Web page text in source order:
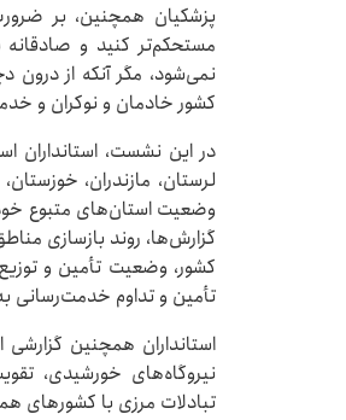
پزشکیان همچنین، بر
مستحکم‌تر کنید و
نمی‌شود، مگر آنکه از درون
کشور خادمان و نوکران و
در این نشست، استانداران
لرستان، مازندران،
وضعیت استان‌های متبوع خود
گزارش‌ها، روند بازسازی
کشور، وضعیت تأمین و
تأمین و تداوم خدمت‌رسانی
استانداران همچنین گزارشی
نیروگاه‌های خورشیدی،
تبادلات مرزی با کشورهای